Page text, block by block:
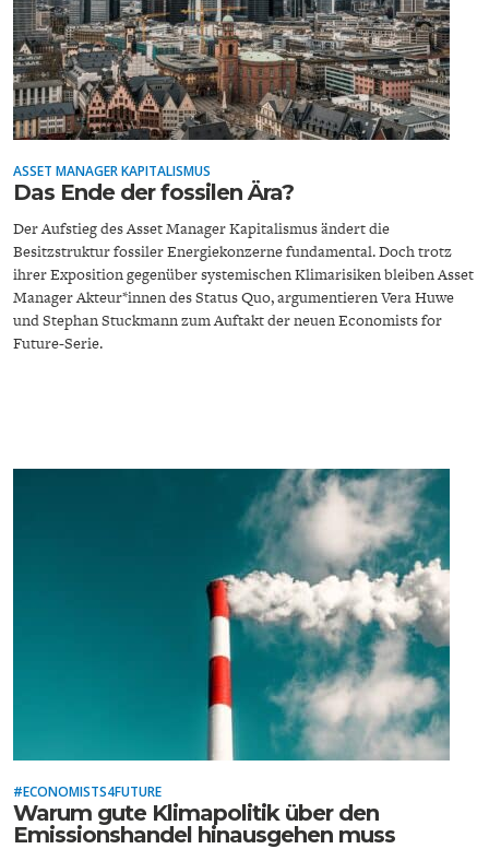
FACHKRÄFTEMANGEL
DIE NÄCHSTE STUFE DER
FINANZMÄRKTE
GESELLSCHAFT
ASSET MANAGER KAPITALISMUS
Das Ende der fossilen Ära?
Der Aufstieg des Asset Manager Kapitalismus ändert die
Besitzstruktur fossiler Energiekonzerne fundamental. Doch trotz
ihrer Exposition gegenüber systemischen Klimarisiken bleiben Asset
Manager Akteur*innen des Status Quo, argumentieren Vera Huwe
und Stephan Stuckmann zum Auftakt der neuen Economists for
Future-Serie.
#ECONOMISTS4FUTURE
Warum gute Klimapolitik über den
Emissionshandel hinausgehen muss